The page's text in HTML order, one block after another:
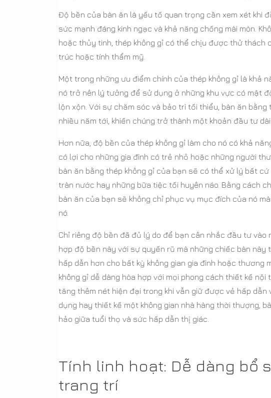
Độ bền của bàn ăn là yếu tố quan trọng cần xem xét khi
sức mạnh đáng kinh ngạc và khả năng chống mài mòn.
hoặc thủy tinh, thép không gỉ có thể chịu được thử thách
trúc hoặc tính thẩm mỹ.
Một trong những ưu điểm chính của thép không gỉ là khả
nó trở nên lý tưởng để sử dụng ở những khu vực có mật
lộn xộn. Với sự chăm sóc và bảo trì tối thiểu, bàn ăn
nhiều năm tới, khiến chúng trở thành một khoản đầu tư
Hơn nữa, độ bền của thép không gỉ làm cho nó có khả
có lợi cho những gia đình có trẻ nhỏ hoặc những người
bàn ăn bằng thép không gỉ của bạn sẽ có thể xử lý bất
tràn nước hay những bữa tiệc tối huyên náo. Bằng cách
bàn ăn của bạn sẽ không chỉ phục vụ mục đích của nó
nó.
Chỉ riêng độ bền đã đủ lý do để bạn cân nhắc đầu tư vào
hợp độ bền này với sự quyến rũ mà những chiếc bàn
hấp dẫn hơn cho bất kỳ không gian gia đình hoặc thương
không gỉ dễ dàng hòa hợp với mọi phong cách thiết kế
tăng thêm nét hiện đại trong khi vẫn giữ được vẻ hấp
dụng hay thiết kế một không gian nhà hàng thời thượng,
hảo giữa tuổi thọ và sức hấp dẫn thị giác.
Tính linh hoạt: Dễ dàng bổ
trang trí